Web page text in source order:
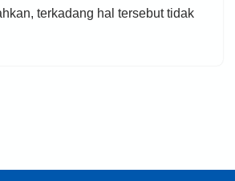
terkadang hal tersebut tidak